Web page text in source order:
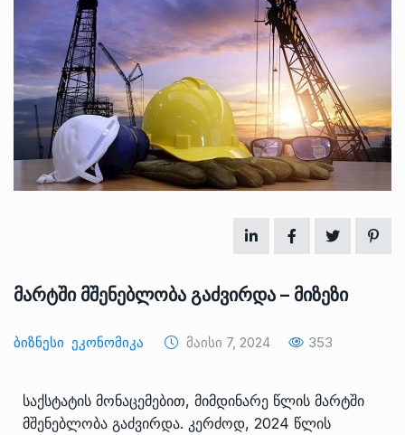
მარტში მშენებლობა გაძვირდა – მიზეზი
Ბიზნესი Ეკონომიკა Მაისი 7, 2024 353
საქსტატის მონაცემებით, მიმდინარე წლის მარტში
მშენებლობა გაძვირდა. კერძოდ, 2024 წლის